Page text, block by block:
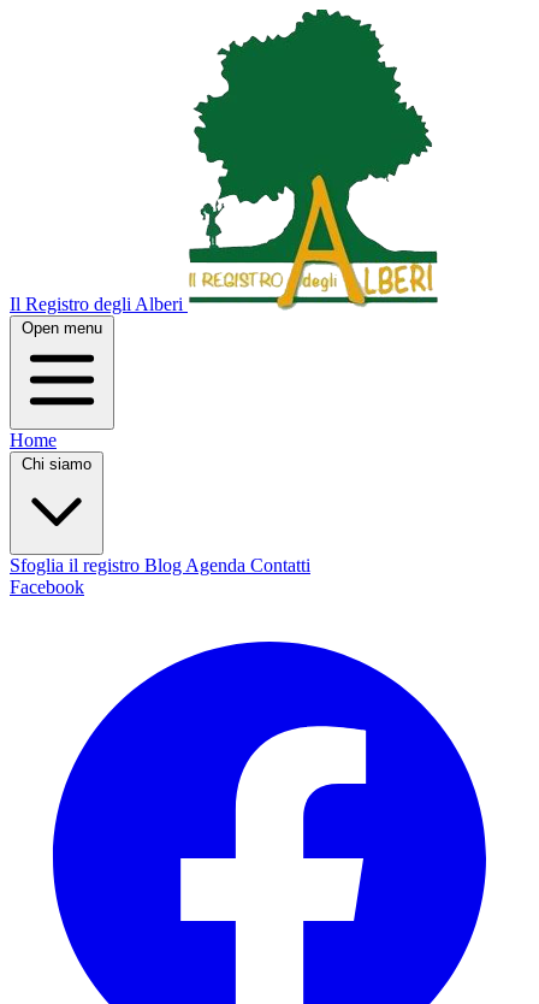
Il Registro degli Alberi
Open menu
Home
Chi siamo
Sfoglia il registro Blog Agenda Contatti
Facebook